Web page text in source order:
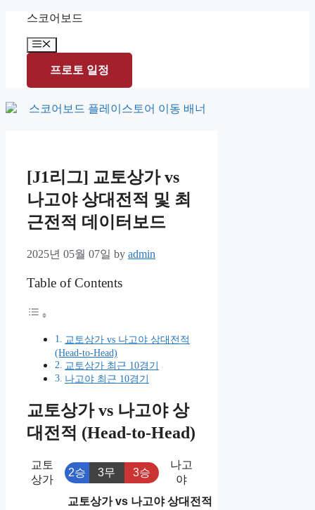
content
스코어보드
Menu
프로토 일정
[J1리그] 교토상가 vs
나고야 상대전적 및 최
근전적 데이터보드
2025년 05월 07일 by admin
Table of Contents
교토상가 vs 나고야 상대전적
(Head-to-Head)
교토상가 최근 10경기
나고야 최근 10경기
교토상가 vs 나고야 상
대전적 (Head-to-Head)
교토
상가
2승 3무 3승
나고
야
교토상가 vs 나고야 상대전적